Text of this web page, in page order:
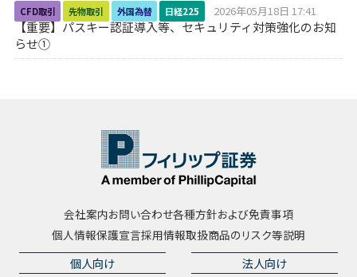
CFD取引 先物取引 外国為替 日経225 2026年05月18日 17:41
【重要】パスキー認証導入等、セキュリティ対策強化のお知
らせ①
会社案内お問い合わせ各種方針および免責事項
個人情報保護宣言採用情報取扱商品のリスク等説明
個人向け 法人向け